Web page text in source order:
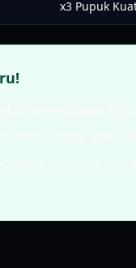
x3 Pupuk